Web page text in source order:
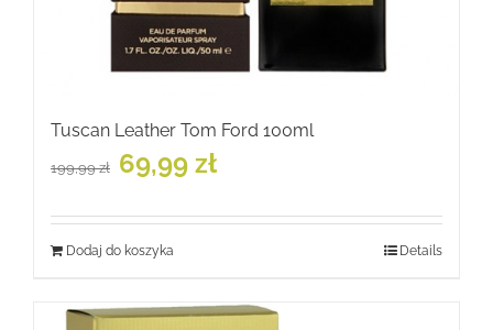
Tuscan Leather Tom Ford 100ml
199,99zł
Pierwotna
cena
199,99 zł.
69,99 złcena
69,99 zł.
Dodaj do koszyka Details